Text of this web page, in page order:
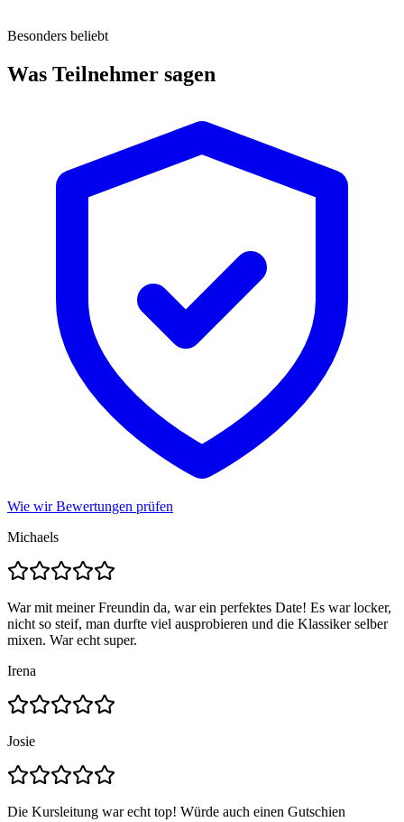
Besonders beliebt
Was Teilnehmer sagen
Wie wir Bewertungen prüfen
Michaels
War mit meiner Freundin da, war ein perfektes Date! Es war locker,
nicht so steif, man durfte viel ausprobieren und die Klassiker selber
mixen. War echt super.
Irena
Josie
Die Kursleitung war echt top! Würde auch einen Gutschien